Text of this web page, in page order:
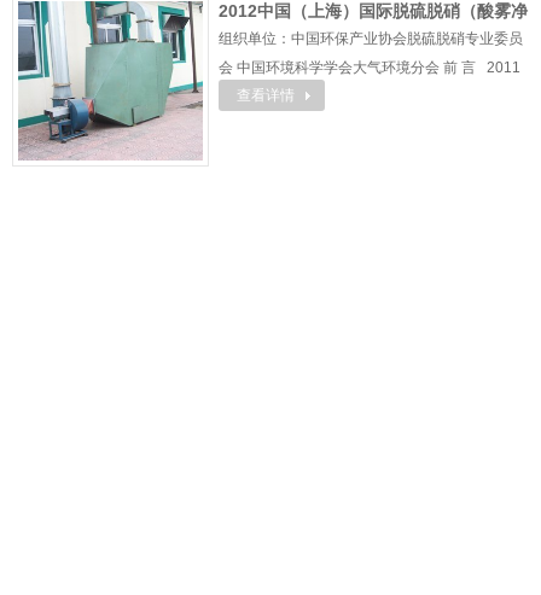
2012中国（上海）国际脱硫脱硝（酸雾净
化器）技术与设备展览会
组织单位：中国环保产业协会脱硫脱硝专业委员
会 中国环境科学学会大气环境分会 前 言 2011
年《火电厂大气污染物排放标准》的发布如同一
查看详情